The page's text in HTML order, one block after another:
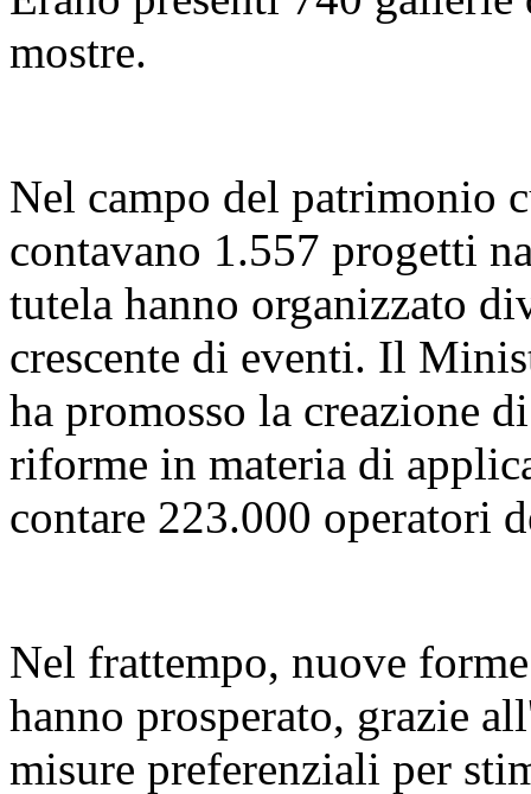
mostre.
Nel campo del patrimonio
contavano 1.557 progetti
tutela hanno organizzato
crescente di eventi. Il
ha promosso la creazione
riforme in materia di
contare 223.000 operatori
Nel frattempo, nuove
hanno prosperato, grazie
misure preferenziali per